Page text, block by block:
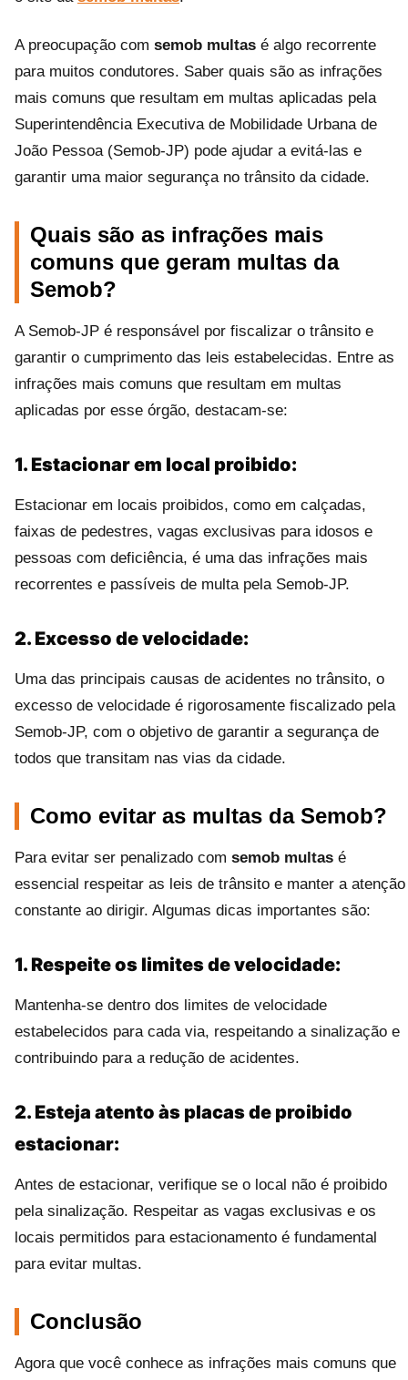
A preocupação com semob multas é algo recorrente
para muitos condutores. Saber quais são as infrações
mais comuns que resultam em multas aplicadas pela
Superintendência Executiva de Mobilidade Urbana de
João Pessoa (Semob-JP) pode ajudar a evitá-las e
garantir uma maior segurança no trânsito da cidade.
Quais são as infrações mais
comuns que geram multas da
Semob?
A Semob-JP é responsável por fiscalizar o trânsito e
garantir o cumprimento das leis estabelecidas. Entre as
infrações mais comuns que resultam em multas
aplicadas por esse órgão, destacam-se:
1. Estacionar em local proibido:
Estacionar em locais proibidos, como em calçadas,
faixas de pedestres, vagas exclusivas para idosos e
pessoas com deficiência, é uma das infrações mais
recorrentes e passíveis de multa pela Semob-JP.
2. Excesso de velocidade:
Uma das principais causas de acidentes no trânsito, o
excesso de velocidade é rigorosamente fiscalizado pela
Semob-JP, com o objetivo de garantir a segurança de
todos que transitam nas vias da cidade.
Como evitar as multas da Semob?
Para evitar ser penalizado com semob multas é
essencial respeitar as leis de trânsito e manter a atenção
constante ao dirigir. Algumas dicas importantes são:
1. Respeite os limites de velocidade:
Mantenha-se dentro dos limites de velocidade
estabelecidos para cada via, respeitando a sinalização e
contribuindo para a redução de acidentes.
2. Esteja atento às placas de proibido
estacionar:
Antes de estacionar, verifique se o local não é proibido
pela sinalização. Respeitar as vagas exclusivas e os
locais permitidos para estacionamento é fundamental
para evitar multas.
Conclusão
Agora que você conhece as infrações mais comuns que